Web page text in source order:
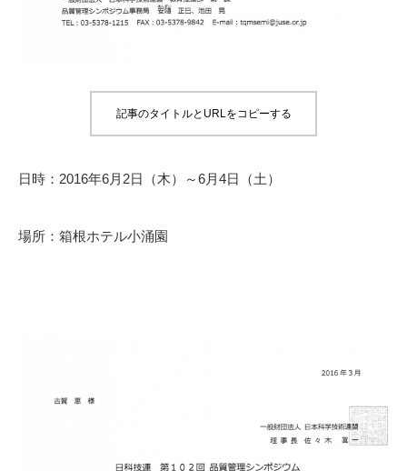
記事のタイトルとURLをコピーする
日時：2016年6月2日（木）～6月4日（土）
場所：箱根ホテル小涌園